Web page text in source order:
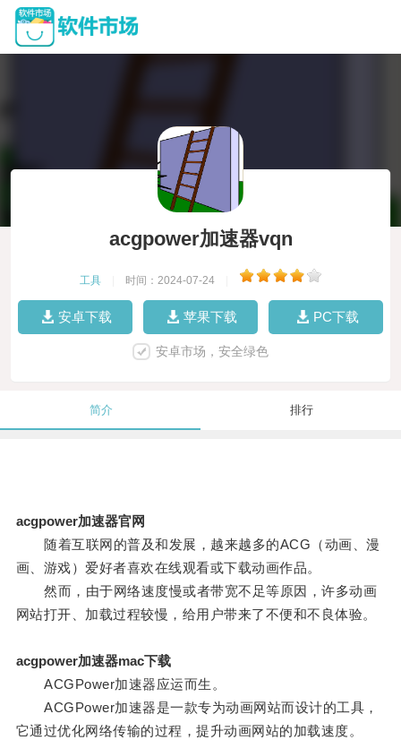
acgpower加速器vqn
工具 时间：2024-07-24
安卓下载 苹果下载 PC下载
安卓市场，安全绿色
简介 排行
acgpower加速器官网
随着互联网的普及和发展，越来越多的ACG（动画、漫
画、游戏）爱好者喜欢在线观看或下载动画作品。
然而，由于网络速度慢或者带宽不足等原因，许多动画
网站打开、加载过程较慢，给用户带来了不便和不良体验。
acgpower加速器mac下载
ACGPower加速器应运而生。
ACGPower加速器是一款专为动画网站而设计的工具，
它通过优化网络传输的过程，提升动画网站的加载速度。